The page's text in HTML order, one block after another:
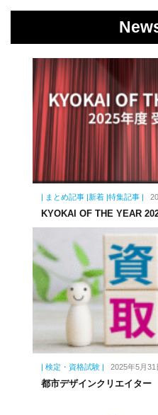
| まとめ記事 |新着 |特集記事 |
KYOKAI OF THE YEAR
| 検定・資格試験 | 2025年5月31
都市デザインクリエイター